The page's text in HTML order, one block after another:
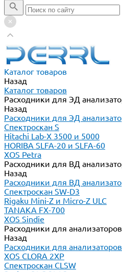
Каталог товаров
Назад
Каталог товаров
Расходники для ЭД
Назад
Расходники для ЭД
Спектроскан S
Hitachi Lab-X 3500 и 5000
HORIBA SLFA-20 и SLFA-60
XOS Petra
Расходники для ВД
Назад
Расходники для ВД
Спектроскан SW-D3
Rigaku Mini-Z и Micro-Z ULC
TANAKA FX-700
XOS Sindie
Расходники для
Назад
Расходники для
XOS CLORA 2XP
Спектроскан CLSW